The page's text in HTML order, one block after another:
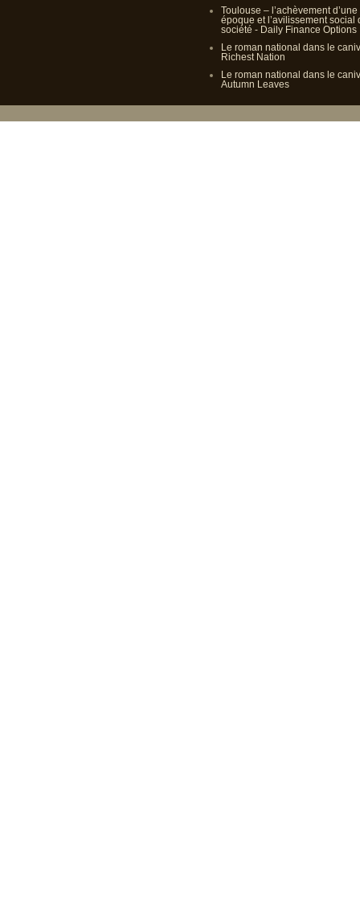
Toulouse – l’achèvement d’une
époque et l’avilissement social
société - Daily Finance Options
Le roman national dans le
Richest Nation
Le roman national dans le
Autumn Leaves